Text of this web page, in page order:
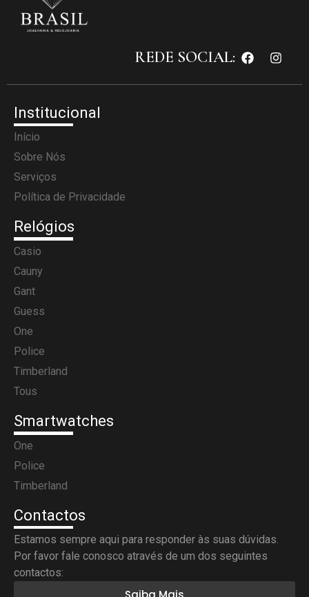
REDE SOCIAL:
Institucional
Início
Sobre Nós
Serviços
Política de Privacidade
Relógios
Casio
Cauny
Gant
Guess
One
Police
Timberland
Tous
Smartwatches
One
Police
Timberland
Contactos
Estamos sempre aqui para responder às suas dúvidas.
Por favor fale conosco através de um dos seguintes
contactos: